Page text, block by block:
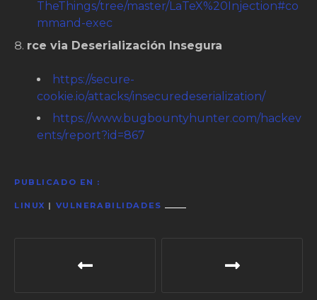
TheThings/tree/master/LaTeX%20Injection#co
mmand-exec
rce via Deserialización Insegura
https://secure-
cookie.io/attacks/insecuredeserialization/
https://www.bugbountyhunter.com/hackev
ents/report?id=867
PUBLICADO EN
LINUX | VULNERABILIDADES